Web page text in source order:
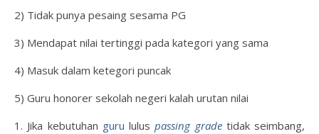
2) Tidak punya pesaing sesama PG
3) Mendapat nilai tertinggi pada kategori yang sama
4) Masuk dalam ketegori puncak
5) Guru honorer sekolah negeri kalah urutan nilai
1. Jika kebutuhan guru luluspassing gradetidak seimbang,